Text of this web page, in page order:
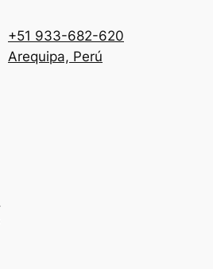
+51 933-682-620
Arequipa, Perú